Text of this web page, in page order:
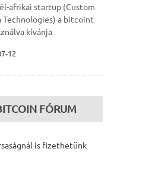
afrikai startup (Custom
Technologies) a bitcoint
kívánja
12
FÓRUM
is fizethetünk